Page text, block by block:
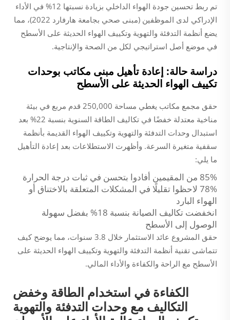
تم ربط تحسين جودة الهواء الداخلي بزيادة نسبتها 12% في الأداء
الإدراكي لدى الموظفين (مبنى صحي بجامعة هارفارد 2022)، مما
يضع أنظمة التدفئة والتهوية وتكييف الهواء الحديثة على الأسطح
في موضع أصل استراتيجي لكل من الصحة والإنتاجية.
دراسة حالة: إعادة تأهيل مبنى مكاتب بوحدات
تكييف الهواء الحديثة على الأسطح
حقق مجمع مكاتب يغطي مساحة 250,000 قدم مربع في بيئة
مناخية معتدلة خفضًا في تكاليف الطاقة السنوية بنسبة 22% بعد
استبدال وحدات التدفئة والتهوية وتكييف الهواء القديمة بأنظمة
سقفية متغيرة السرعة. وأظهرت الاستطلاعات بعد إعادة التأهيل
ما يلي:
85% من المقيمين أفادوا بتحسن في ثبات درجة الحرارة
78% لاحظوا تقليلًا في المشكلات المتعلقة بالاختناق أو
الهواء البارد
انخفضت تكاليف الصيانة بنسبة 18% بفضل سهولة
الوصول إلى الأسطح
حقق المشروع عائد الاستثمار خلال 3.8 سنوات، مما يوضح كيف
تتماشى تقنية أنظمة التدفئة والتهوية وتكييف الهواء الحديثة على
الأسطح مع الراحة والكفاءة والأداء المالي.
الكفاءة في استخدام الطاقة وخفض
التكاليف مع وحدات التدفئة والتهوية